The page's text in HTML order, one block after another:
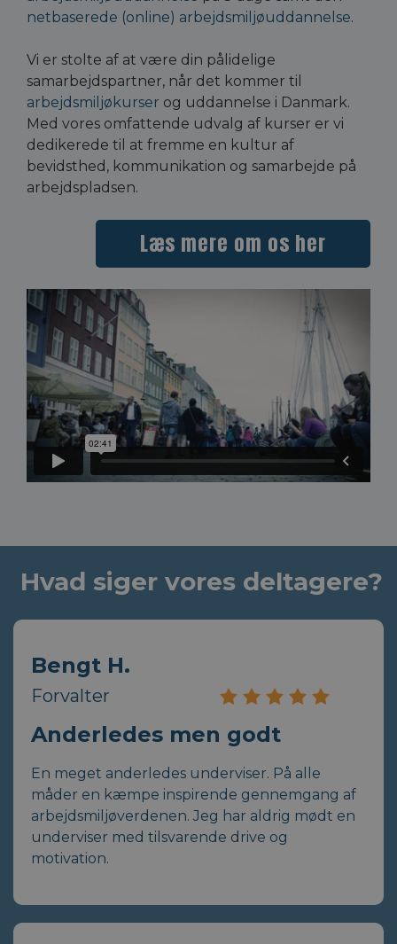
netbaserede (online) arbejdsmiljøuddannelse.
Vi er stolte af at være din pålidelige
arbejdsmiljøkurser og uddannelse i Danmark.
Med vores omfattende udvalg af kurser er vi
dedikerede til at fremme en kultur af
bevidsthed, kommunikation og samarbejde på
arbejdspladsen.
Læs mere om os her
Hvad siger vores deltagere?
Bengt H.
Forvalter
Anderledes men godt
En meget anderledes underviser. På alle
måder en kæmpe inspirende gennemgang af
arbejdsmiljøverdenen. Jeg har aldrig mødt en
underviser med tilsvarende drive og
motivation.